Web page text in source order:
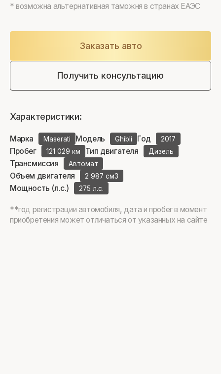
* возможна альтернативная таможня в странах ЕАЭС
Заказать авто
Получить консультацию
Характеристики:
Марка Maserati Модель Ghibli Год 2017
Пробег 121 029 км Тип двигателя Дизель
Трансмиссия Автомат
Объем двигателя 2 987 см3
Мощность (л.с.) 275 л.с.
**год регистрации автомобиля, дата и пробег в момент
приобретения может отличаться от указанных на сайте